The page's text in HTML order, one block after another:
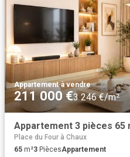
Appartement·à vendre
211 000 €3 246 €/m²
Appartement 3 pièces 65
Place du Four à Chaux
65 m²3 PiècesAppartement